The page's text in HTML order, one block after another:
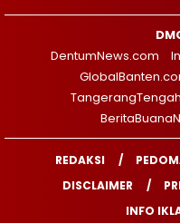
DentumNews.com
REDAKSI
DISCLAIMER
INFO